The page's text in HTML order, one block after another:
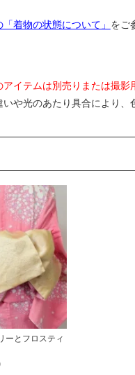
着物の状態について」 をご
イテムは別売りまたは撮影
や光のあたり具合により
ーとフロスティ